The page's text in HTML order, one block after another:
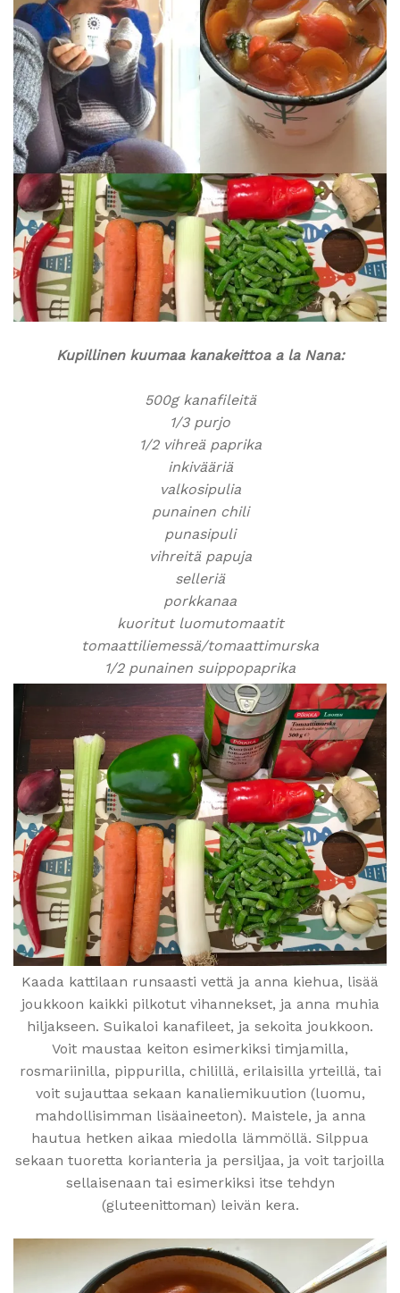
Kupillinen kuumaa kanakeittoa a la Nana:
500g kanafileitä
1/3 purjo
1/2 vihreä paprika
inkivääriä
valkosipulia
punainen chili
punasipuli
vihreitä papuja
selleriä
porkkanaa
kuoritut luomutomaatit
tomaattiliemessä/tomaattimurska
1/2 punainen suippopaprika
Kaada kattilaan runsaasti vettä ja anna kiehua, lisää
joukkoon kaikki pilkotut vihannekset, ja anna muhia
hiljakseen. Suikaloi kanafileet, ja sekoita joukkoon.
Voit maustaa keiton esimerkiksi timjamilla,
rosmariinilla, pippurilla, chilillä, erilaisilla yrteillä, tai
voit sujauttaa sekaan kanaliemikuution (luomu,
mahdollisimman lisäaineeton). Maistele, ja anna
hautua hetken aikaa miedolla lämmöllä. Silppua
sekaan tuoretta korianteria ja persiljaa, ja voit tarjoilla
sellaisenaan tai esimerkiksi itse tehdyn
(gluteenittoman) leivän kera.